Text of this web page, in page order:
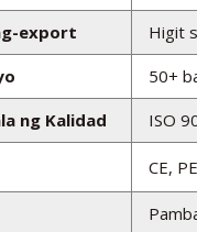
export
Higit sa
50+
ng Kalidad
ISO
CE,